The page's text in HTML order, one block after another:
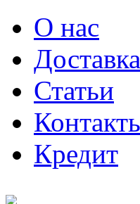
О нас
Статьи
Кредит